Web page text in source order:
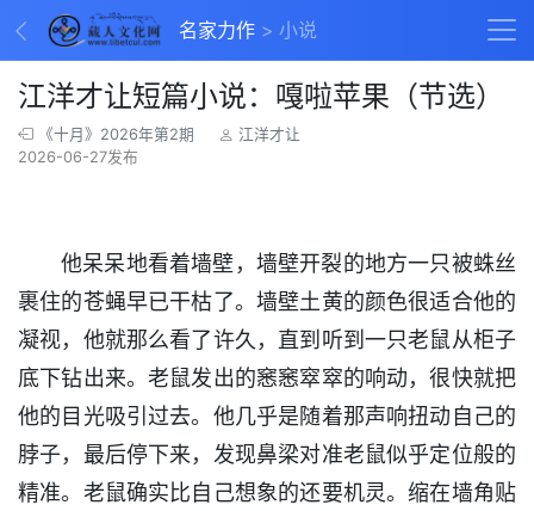
名家力作 小说
江洋才让短篇小说：嘎啦苹果（节选）
《十月》2026年第2期
江洋才让
2026-06-27发布
他呆呆地看着墙壁，墙壁开裂的地方一只被蛛丝
裹住的苍蝇早已干枯了。墙壁土黄的颜色很适合他的
凝视，他就那么看了许久，直到听到一只老鼠从柜子
底下钻出来。老鼠发出的窸窸窣窣的响动，很快就把
他的目光吸引过去。他几乎是随着那声响扭动自己的
脖子，最后停下来，发现鼻梁对准老鼠似乎定位般的
精准。老鼠确实比自己想象的还要机灵。缩在墙角贴